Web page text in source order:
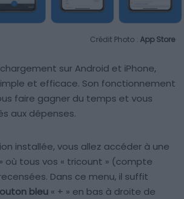
Crédit Photo : App Store
sur Android et iPhone,
et efficace. Son fonctionnement
faire gagner du temps et vous
aux dépenses.
installée, vous allez accéder à une
» où tous vos « tricount » (compte
Dans ce menu, il suffit
bleu « + » en bas à droite de